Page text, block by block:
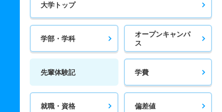
大学トップ
学部・学科
オープンキャンパ
ス
先輩体験記 学費
就職・資格 偏差値